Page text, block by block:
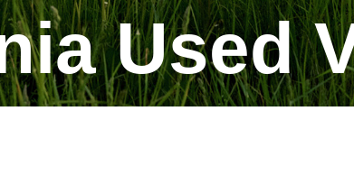
Used